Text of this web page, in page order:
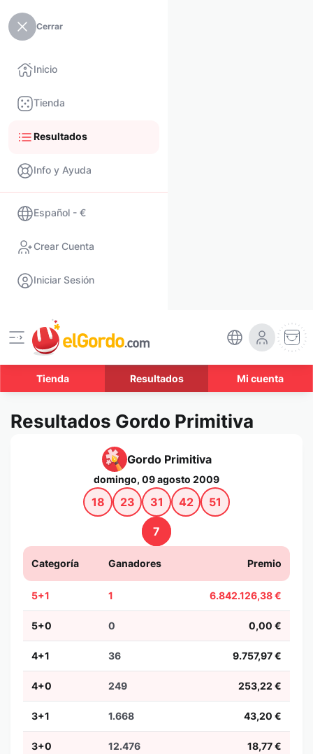
Cerrar
Inicio
Tienda
Resultados
Info y Ayuda
Español - €
Crear Cuenta
Iniciar Sesión
Tienda Resultados Mi cuenta
Resultados Gordo Primitiva
Gordo Primitiva
domingo, 09 agosto 2009
18 23 31 42 51
7
Categoría Ganadores Premio
5+1 1 6.842.126,38 €
5+0 0 0,00 €
4+1 36 9.757,97 €
4+0 249 253,22 €
3+1 1.668 43,20 €
3+0 12.476 18,77 €